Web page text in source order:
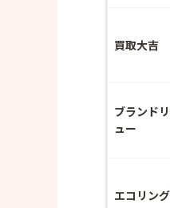
買取大吉
ブランド
ュー
エコリング